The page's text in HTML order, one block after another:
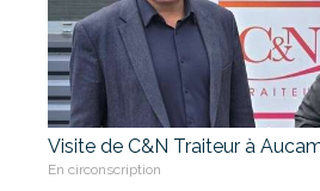
Visite de C&N Traiteur à
En circonscription